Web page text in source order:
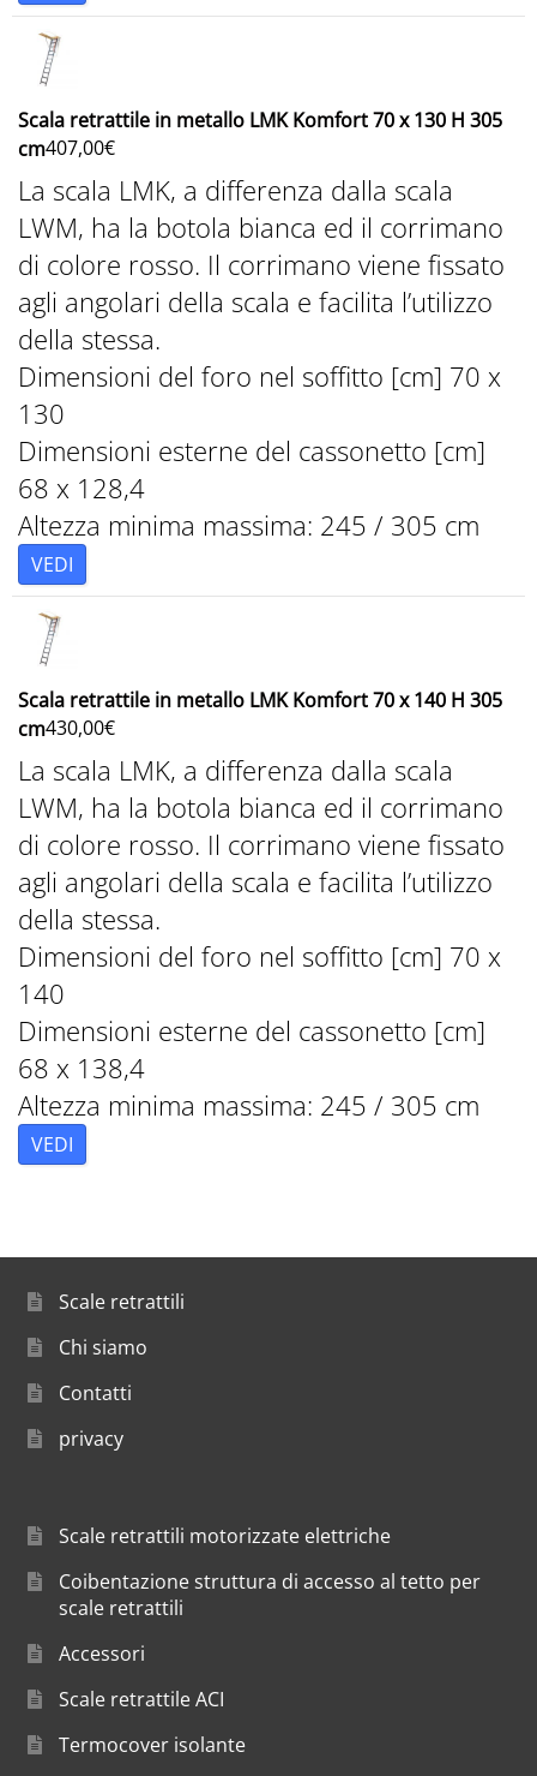
Scala retrattile in metallo LMK Komfort 70 x 130 H 305
cm407,00€
La scala LMK, a differenza dalla scala
LWM, ha la botola bianca ed il corrimano
di colore rosso. Il corrimano viene fissato
agli angolari della scala e facilita l’utilizzo
della stessa.
Dimensioni del foro nel soffitto [cm] 70 x
130
Dimensioni esterne del cassonetto [cm]
68 x 128,4
Altezza minima massima: 245 / 305 cm
VEDI
Scala retrattile in metallo LMK Komfort 70 x 140 H 305
cm430,00€
La scala LMK, a differenza dalla scala
LWM, ha la botola bianca ed il corrimano
di colore rosso. Il corrimano viene fissato
agli angolari della scala e facilita l’utilizzo
della stessa.
Dimensioni del foro nel soffitto [cm] 70 x
140
Dimensioni esterne del cassonetto [cm]
68 x 138,4
Altezza minima massima: 245 / 305 cm
VEDI
Scale retrattili
Chi siamo
Contatti
privacy
Scale retrattili motorizzate elettriche
Coibentazione struttura di accesso al tetto per
scale retrattili
Accessori
Scale retrattile ACI
Termocover isolante